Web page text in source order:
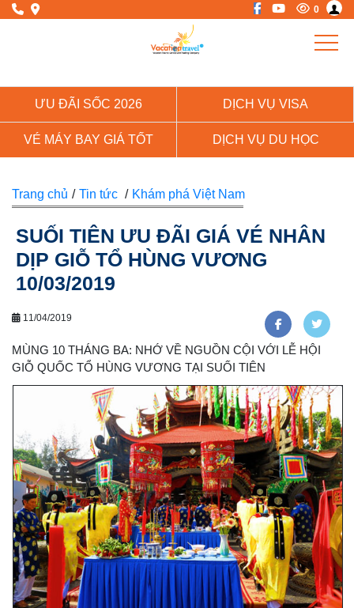
0
ƯU ĐÃI SỐC 2026 DỊCH VỤ VISA
VÉ MÁY BAY GIÁ TỐT DỊCH VỤ DU HỌC
Trang chủ / Tin tức / Khám phá Việt Nam
SUỐI TIÊN ƯU ĐÃI GIÁ VÉ NHÂN
DỊP GIỖ TỔ HÙNG VƯƠNG
10/03/2019
11/04/2019
MÙNG 10 THÁNG BA: NHỚ VỀ NGUỒN CỘI VỚI LỄ HỘI
GIỖ QUỐC TỔ HÙNG VƯƠNG TẠI SUỐI TIÊN